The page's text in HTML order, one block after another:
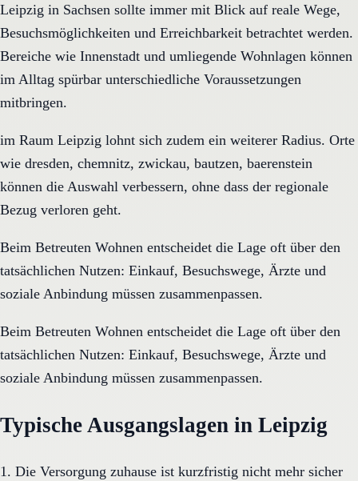
Leipzig in Sachsen sollte immer mit Blick auf reale Wege,
Besuchsmöglichkeiten und Erreichbarkeit betrachtet werden.
Bereiche wie Innenstadt und umliegende Wohnlagen können
im Alltag spürbar unterschiedliche Voraussetzungen
mitbringen.
im Raum Leipzig lohnt sich zudem ein weiterer Radius. Orte
wie dresden, chemnitz, zwickau, bautzen, baerenstein
können die Auswahl verbessern, ohne dass der regionale
Bezug verloren geht.
Beim Betreuten Wohnen entscheidet die Lage oft über den
tatsächlichen Nutzen: Einkauf, Besuchswege, Ärzte und
soziale Anbindung müssen zusammenpassen.
Beim Betreuten Wohnen entscheidet die Lage oft über den
tatsächlichen Nutzen: Einkauf, Besuchswege, Ärzte und
soziale Anbindung müssen zusammenpassen.
Typische Ausgangslagen in Leipzig
1. Die Versorgung zuhause ist kurzfristig nicht mehr sicher